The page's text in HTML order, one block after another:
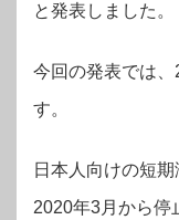
と発表しました。
今回の発表では
す。
日本人向けの短
2020年3月から停